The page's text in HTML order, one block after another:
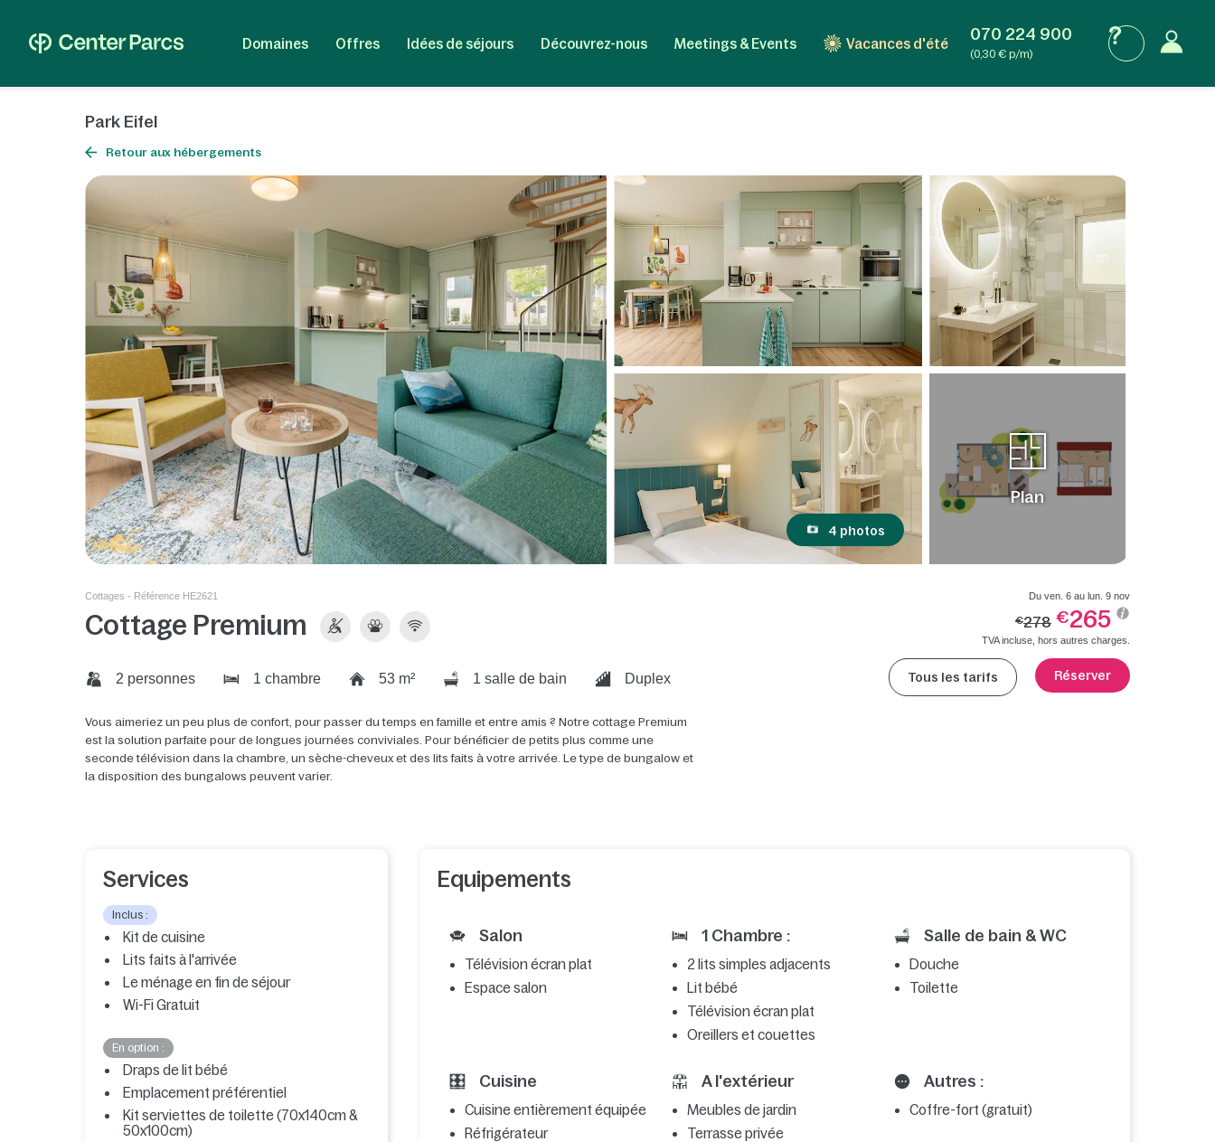
Domaines Offres Idées de séjours Découvrez-nous Meetings & Events Vacances d'été 070 224 900
(0,30 € p/m)
Park Eifel
Retour aux hébergements
4 photos
Plan
Cottages - Référence HE2621
Cottage Premium
2 personnes 1 chambre 53 m² 1 salle de bain Duplex
Vous aimeriez un peu plus de confort, pour passer du temps en famille et entre amis ? Notre cottage Premium
est la solution parfaite pour de longues journées conviviales. Pour bénéficier de petits plus comme une
seconde télévision dans la chambre, un sèche-cheveux et des lits faits à votre arrivée. Le type de bungalow et
la disposition des bungalows peuvent varier.
Du ven. 6 au lun. 9 nov
€278 €265
TVA incluse, hors autres charges.
Tous les tarifs Réserver
Services
Inclus :
Kit de cuisine
Lits faits à l'arrivée
Le ménage en fin de séjour
Wi-Fi Gratuit
En option :
Draps de lit bébé
Emplacement préférentiel
Kit serviettes de toilette (70x140cm &
50x100cm)
Equipements
Salon
Télévision écran plat
Espace salon
1 Chambre :
2 lits simples adjacents
Lit bébé
Télévision écran plat
Oreillers et couettes
Salle de bain & WC
Douche
Toilette
Cuisine
Cuisine entièrement équipée
Réfrigérateur
A l'extérieur
Meubles de jardin
Terrasse privée
Autres :
Coffre-fort (gratuit)